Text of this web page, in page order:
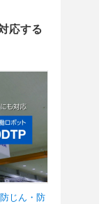
応する
じん・防